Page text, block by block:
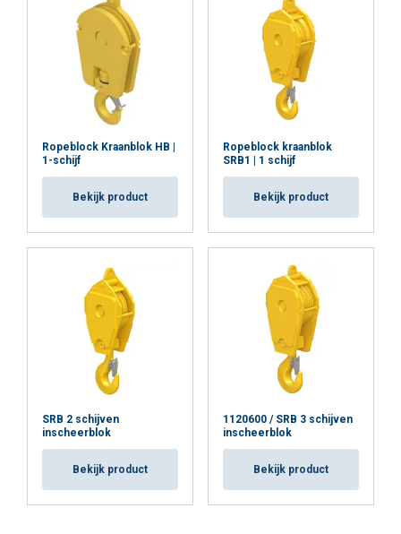
Ropeblock Kraanblok HB |
1-schijf
Bekijk product
Ropeblock kraanblok
SRB1 | 1 schijf
Bekijk product
SRB 2 schijven
inscheerblok
Bekijk product
1120600 / SRB 3 schijven
inscheerblok
Bekijk product